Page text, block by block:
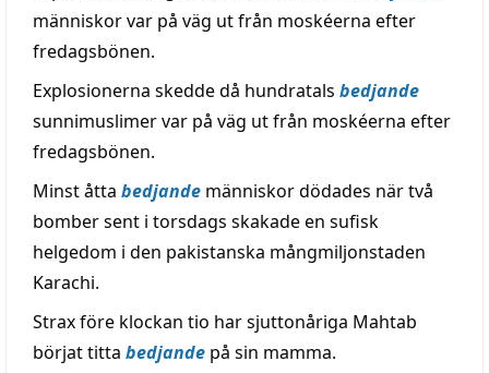
människor var på väg ut från moskéerna efter
fredagsbönen.
Explosionerna skedde då hundratals bedjande
sunnimuslimer var på väg ut från moskéerna efter
fredagsbönen.
Minst åtta bedjande människor dödades när två
bomber sent i torsdags skakade en sufisk
helgedom i den pakistanska mångmiljonstaden
Karachi.
Strax före klockan tio har sjuttonåriga Mahtab
börjat titta bedjande på sin mamma.